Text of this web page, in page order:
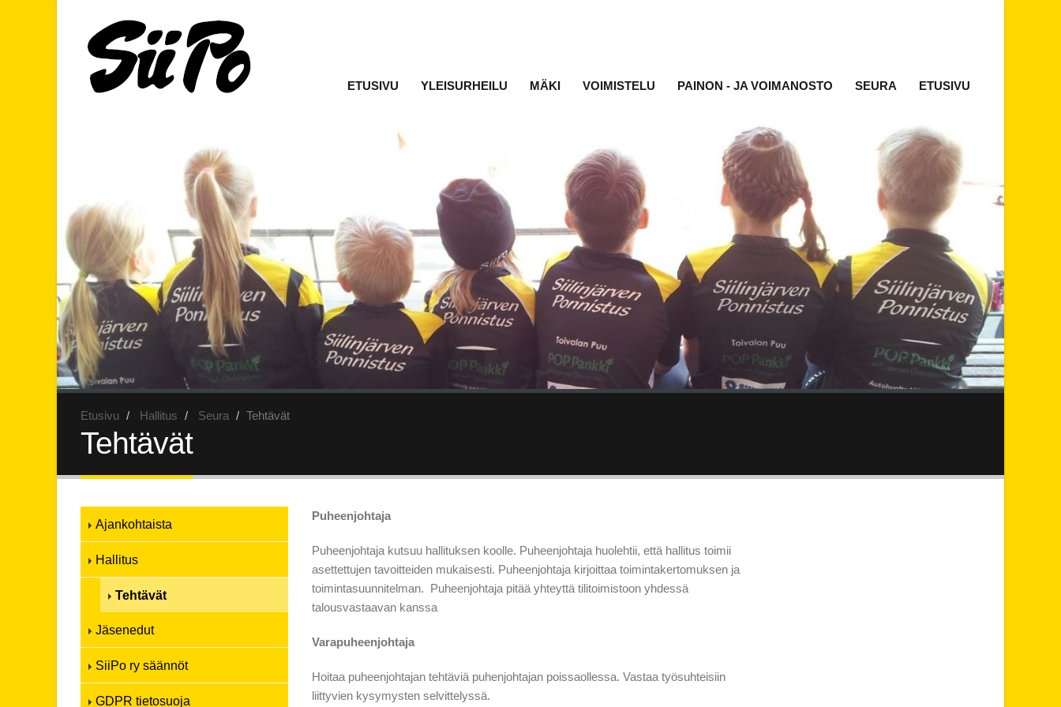
ETUSIVU YLEISURHEILU MÄKI VOIMISTELU PAINON - JA VOIMANOSTO SEURA ETUSIVU
Etusivu Hallitus Seura Tehtävät
Tehtävät
Ajankohtaista
Hallitus
Tehtävät
Jäsenedut
SiiPo ry säännöt
GDPR tietosuoja
Puheenjohtaja
Puheenjohtaja kutsuu hallituksen koolle. Puheenjohtaja huolehtii, että hallitus toimii
asettettujen tavoitteiden mukaisesti. Puheenjohtaja kirjoittaa toimintakertomuksen ja
toimintasuunnitelman. Puheenjohtaja pitää yhteyttä tilitoimistoon yhdessä
talousvastaavan kanssa
Varapuheenjohtaja
Hoitaa puheenjohtajan tehtäviä puhenjohtajan poissaollessa. Vastaa työsuhteisiin
liittyvien kysymysten selvittelyssä.